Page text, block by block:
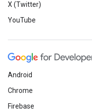
X (Twitter)
YouTube
Android
Chrome
Firebase